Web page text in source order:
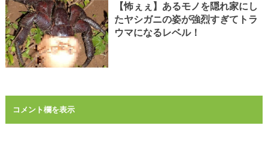
【怖ぇぇ】あるモノを隠れ家にし
たヤシガニの姿が強烈すぎてトラ
ウマになるレベル！
コメント欄を表示